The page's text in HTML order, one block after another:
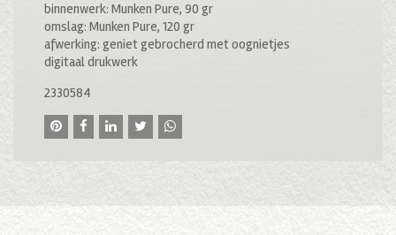
binnenwerk: Munken Pure, 90 gr
omslag: Munken Pure, 120 gr
afwerking: geniet gebrocherd met oognietjes
digitaal drukwerk
2330584